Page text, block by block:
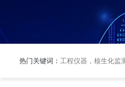
热门关键词： 工程仪器，核生化监